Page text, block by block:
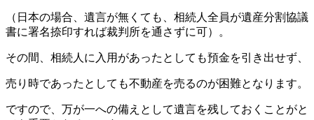
（日本の場合、遺言が無くても、相続人全員が遺産分割協議
書に署名捺印すれば裁判所を通さずに可）。
その間、相続人に入用があったとしても預金を引き出せず、
売り時であったとしても不動産を売るのが困難となります。
ですので、万が一への備えとして遺言を残しておくことがと